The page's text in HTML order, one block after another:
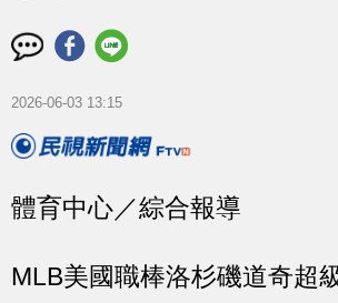
2026-06-03 13:15
體育中心／綜合報導
MLB美國職棒洛杉磯道奇超